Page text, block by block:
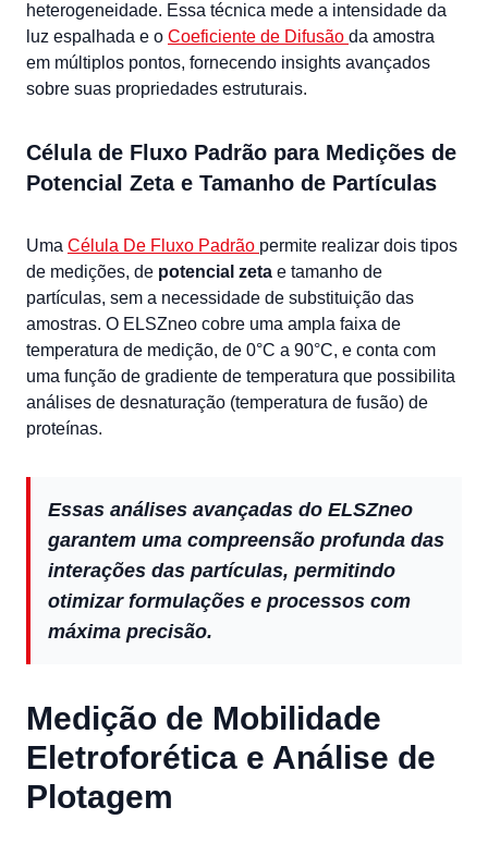
heterogeneidade. Essa técnica mede a intensidade da
luz espalhada e o Coeficiente de Difusão da amostra
em múltiplos pontos, fornecendo insights avançados
sobre suas propriedades estruturais.
Célula de Fluxo Padrão para Medições de
Potencial Zeta e Tamanho de Partículas
Uma Célula De Fluxo Padrão permite realizar dois tipos
de medições, de potencial zeta e tamanho de
partículas, sem a necessidade de substituição das
amostras. O ELSZneo cobre uma ampla faixa de
temperatura de medição, de 0°C a 90°C, e conta com
uma função de gradiente de temperatura que possibilita
análises de desnaturação (temperatura de fusão) de
proteínas.
Essas análises avançadas do ELSZneo
garantem uma compreensão profunda das
interações das partículas, permitindo
otimizar formulações e processos com
máxima precisão.
Medição de Mobilidade
Eletroforética e Análise de
Plotagem